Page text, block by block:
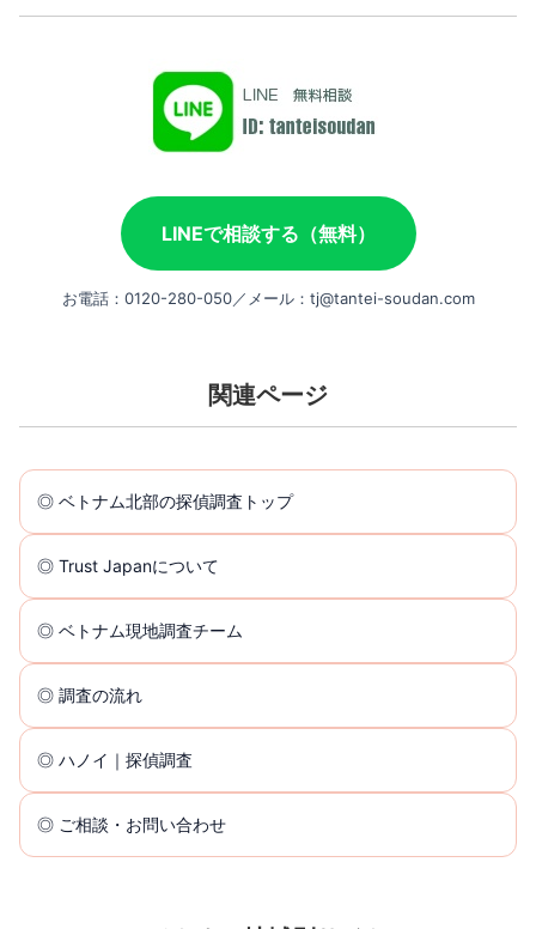
LINEで相談する（無料）
お電話：0120-280-050／メール：tj@tantei-soudan.com
関連ページ
◎ ベトナム北部の探偵調査トップ
◎ Trust Japanについて
◎ ベトナム現地調査チーム
◎ 調査の流れ
◎ ハノイ｜探偵調査
◎ ご相談・お問い合わせ